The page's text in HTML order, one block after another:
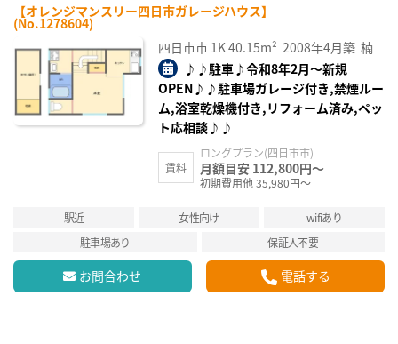
【オレンジマンスリー四日市ガレージハウス】
(No.1278604)
四日市市 1K40.15m² 2008年4月築 楠
♪♪駐車♪令和8年2月～新規
OPEN♪♪駐車場ガレージ付き,禁煙ルー
ム,浴室乾燥機付き,リフォーム済み,ペッ
ト応相談♪♪
賃料
ロングプラン(四日市市)
月額目安 112,800円～
初期費用他 35,980円～
駅近 女性向け
wifiあり
駐車場あり
保証人不要
お問合わせ 電話する